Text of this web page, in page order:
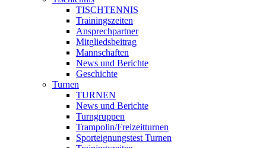
TISCHTENNIS
Trainingszeiten
Ansprechpartner
Mitgliedsbeitrag
Mannschaften
News und Berichte
Geschichte
Turnen
TURNEN
News und Berichte
Turngruppen
Trampolin/Freizeitturnen
Sporteignungstest Turnen